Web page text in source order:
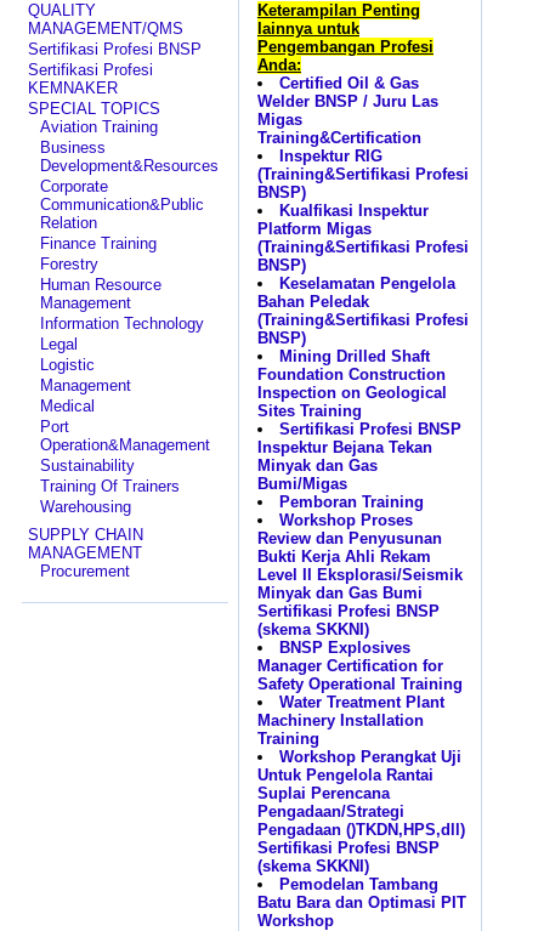
QUALITY
MANAGEMENT/QMS
Sertifikasi Profesi BNSP
Sertifikasi Profesi
KEMNAKER
SPECIAL TOPICS
Aviation Training
Business
Development&Resources
Corporate
Communication&Public
Relation
Finance Training
Forestry
Human Resource
Management
Information Technology
Legal
Logistic
Management
Medical
Port
Operation&Management
Sustainability
Training Of Trainers
Warehousing
SUPPLY CHAIN
MANAGEMENT
Procurement
Keterampilan Penting
lainnya untuk
Pengembangan Profesi
Anda:
Certified Oil & Gas
Welder BNSP / Juru Las
Migas
Training&Certification
Inspektur RIG
(Training&Sertifikasi Profesi
BNSP)
Kualfikasi Inspektur
Platform Migas
(Training&Sertifikasi Profesi
BNSP)
Keselamatan Pengelola
Bahan Peledak
(Training&Sertifikasi Profesi
BNSP)
Mining Drilled Shaft
Foundation Construction
Inspection on Geological
Sites Training
Sertifikasi Profesi BNSP
Inspektur Bejana Tekan
Minyak dan Gas
Bumi/Migas
Pemboran Training
Workshop Proses
Review dan Penyusunan
Bukti Kerja Ahli Rekam
Level II Eksplorasi/Seismik
Minyak dan Gas Bumi
Sertifikasi Profesi BNSP
(skema SKKNI)
BNSP Explosives
Manager Certification for
Safety Operational Training
Water Treatment Plant
Machinery Installation
Training
Workshop Perangkat Uji
Untuk Pengelola Rantai
Suplai Perencana
Pengadaan/Strategi
Pengadaan ()TKDN,HPS,dll)
Sertifikasi Profesi BNSP
(skema SKKNI)
Pemodelan Tambang
Batu Bara dan Optimasi PIT
Workshop